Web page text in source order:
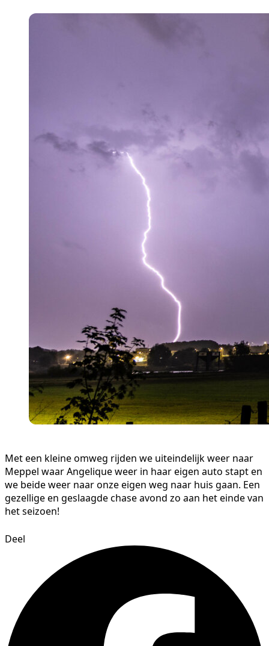
Met een kleine omweg rijden we uiteindelijk weer naar
Meppel waar Angelique weer in haar eigen auto stapt en
we beide weer naar onze eigen weg naar huis gaan. Een
gezellige en geslaagde chase avond zo aan het einde van
het seizoen!
Deel